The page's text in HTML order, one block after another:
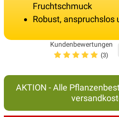
Fruchtschmuck
Robust, anspruchslos
Kundenbewertungen
(3)
AKTION - Alle